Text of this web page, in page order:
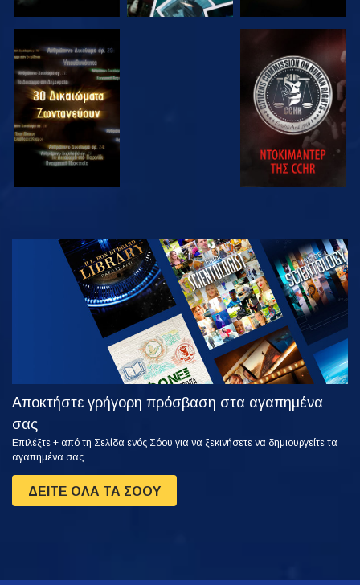
ΠΑΡΑΚΟΛΟΥΘΗΣΤΕ ΠΑΡΑΚΟΛΟΥΘΗΣΤΕ
ΠΑΡΑΚΟΛΟΥΘΗΣΤΕ
ΕΞΕΡΕΥΝΗΣΤΕ
ΤΗ ΣΕΙΡΑ
Αποκτήστε γρήγορη πρόσβαση στα αγαπημένα
σας
Επιλέξτε + από τη Σελίδα ενός Σόου για να ξεκινήσετε να δημιουργείτε τα
αγαπημένα σας
ΔΕΙΤΕ ΟΛΑ ΤΑ ΣΟΟΥ